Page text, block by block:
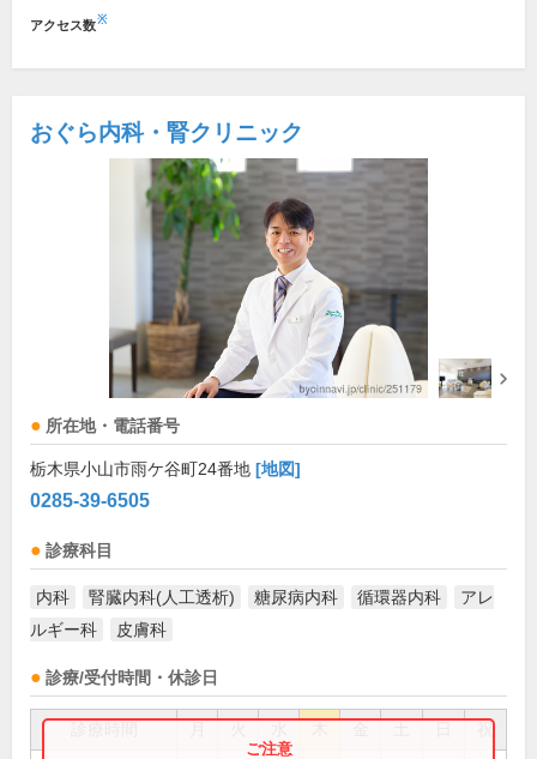
アクセス数※
おぐら内科・腎クリニック
所在地・電話番号
栃木県小山市雨ケ谷町24番地 [地図]
0285-39-6505
診療科目
内科 腎臓内科(人工透析) 糖尿病内科 循環器内科
アレ
ルギー科
皮膚科
診療/受付時間・休診日
祝